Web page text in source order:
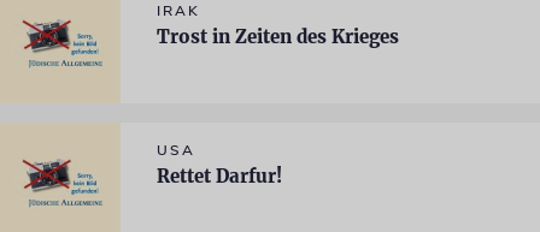
IRAK
Trost in Zeiten des Krieges
USA
Rettet Darfur!